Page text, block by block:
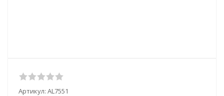
Артикул: AL7551